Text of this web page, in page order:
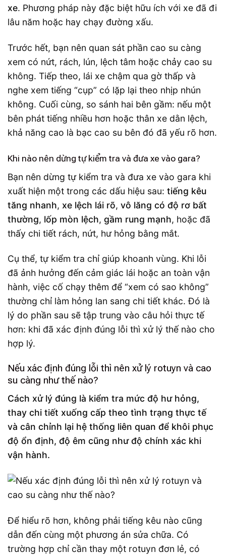
xe. Phương pháp này đặc biệt hữu ích với xe đã đi
lâu năm hoặc hay chạy đường xấu.
Trước hết, bạn nên quan sát phần cao su càng
xem có nứt, rách, lún, lệch tâm hoặc chảy cao su
không. Tiếp theo, lái xe chậm qua gờ thấp và
nghe xem tiếng “cụp” có lặp lại theo nhịp nhún
không. Cuối cùng, so sánh hai bên gầm: nếu một
bên phát tiếng nhiều hơn hoặc thân xe dằn lệch,
khả năng cao là bạc cao su bên đó đã yếu rõ hơn.
Khi nào nên dừng tự kiểm tra và đưa xe vào gara?
Bạn nên dừng tự kiểm tra và đưa xe vào gara khi
xuất hiện một trong các dấu hiệu sau: tiếng kêu
tăng nhanh, xe lệch lái rõ, vô lăng có độ rơ bất
thường, lốp mòn lệch, gầm rung mạnh, hoặc đã
thấy chi tiết rách, nứt, hư hỏng bằng mắt.
Cụ thể, tự kiểm tra chỉ giúp khoanh vùng. Khi lỗi
đã ảnh hưởng đến cảm giác lái hoặc an toàn vận
hành, việc cố chạy thêm để “xem có sao không”
thường chỉ làm hỏng lan sang chi tiết khác. Đó là
lý do phần sau sẽ tập trung vào câu hỏi thực tế
hơn: khi đã xác định đúng lỗi thì xử lý thế nào cho
hợp lý.
Nếu xác định đúng lỗi thì nên xử lý rotuyn và cao
su càng như thế nào?
Cách xử lý đúng là kiểm tra mức độ hư hỏng,
thay chi tiết xuống cấp theo tình trạng thực tế
và cân chỉnh lại hệ thống liên quan để khôi phục
độ ổn định, độ êm cũng như độ chính xác khi
vận hành.
Để hiểu rõ hơn, không phải tiếng kêu nào cũng
dẫn đến cùng một phương án sửa chữa. Có
trường hợp chỉ cần thay một rotuyn đơn lẻ, có